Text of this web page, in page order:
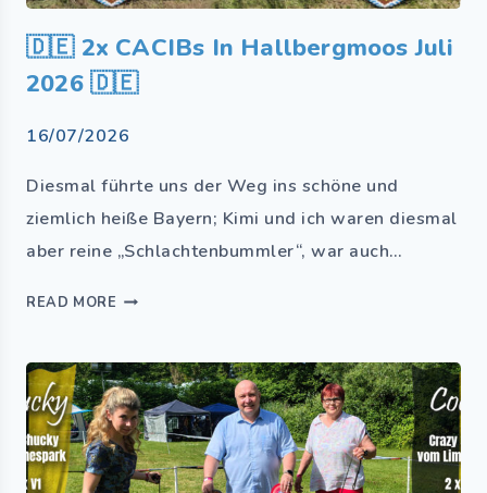
🇩🇪 2x CACIBs In Hallbergmoos Juli
2026 🇩🇪
16/07/2026
Diesmal führte uns der Weg ins schöne und
ziemlich heiße Bayern; Kimi und ich waren diesmal
aber reine „Schlachtenbummler“, war auch…
READ MORE